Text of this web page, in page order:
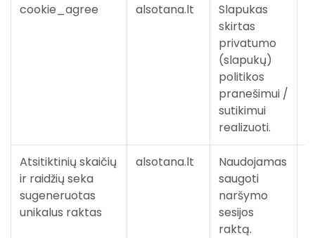
cookie_agree alsotana.lt
Slapukas
skirtas
privatumo
(slapukų)
politikos
pranešimui /
sutikimui
realizuoti.
Atsitiktinių skaičių
ir raidžių seka
sugeneruotas
unikalus raktas
alsotana.lt
Naudojamas
saugoti
naršymo
sesijos
raktą.